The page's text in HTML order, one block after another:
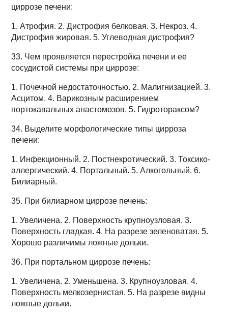
циррозе печени:
1. Атрофия. 2. Дистрофия белковая. 3. Некроз. 4.
Дистрофия жировая. 5. Углеводная дистрофия?
33. Чем проявляется перестройка печени и ее
сосудистой системы при циррозе:
1. Почечной недостаточностью. 2. Малигнизацией. 3.
Асцитом. 4. Варикозным расширением
портокавальных анастомозов. 5. Гидротораксом?
34. Выделите морфологические типы цирроза
печени:
1. Инфекционный. 2. Постнекротический. 3. Токсико-
аллергический. 4. Портальный. 5. Алкогольный. 6.
Билиарный.
35. При билиарном циррозе печень:
1. Увеличена. 2. Поверхность крупноузловая. 3.
Поверхность гладкая. 4. На разрезе зеленоватая. 5.
Хорошо различимы ложные дольки.
36. При портальном циррозе печень:
1. Увеличена. 2. Уменьшена. 3. Крупноузловая. 4.
Поверхность мелкозернистая. 5. На разрезе видны
ложные дольки.